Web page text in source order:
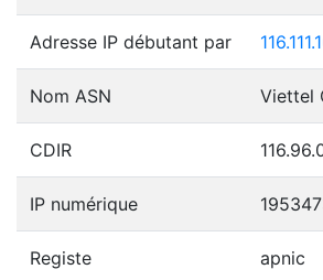
Adresse IP débutant par
Nom ASN Viettel
CDIR
IP numérique
Registe apnic